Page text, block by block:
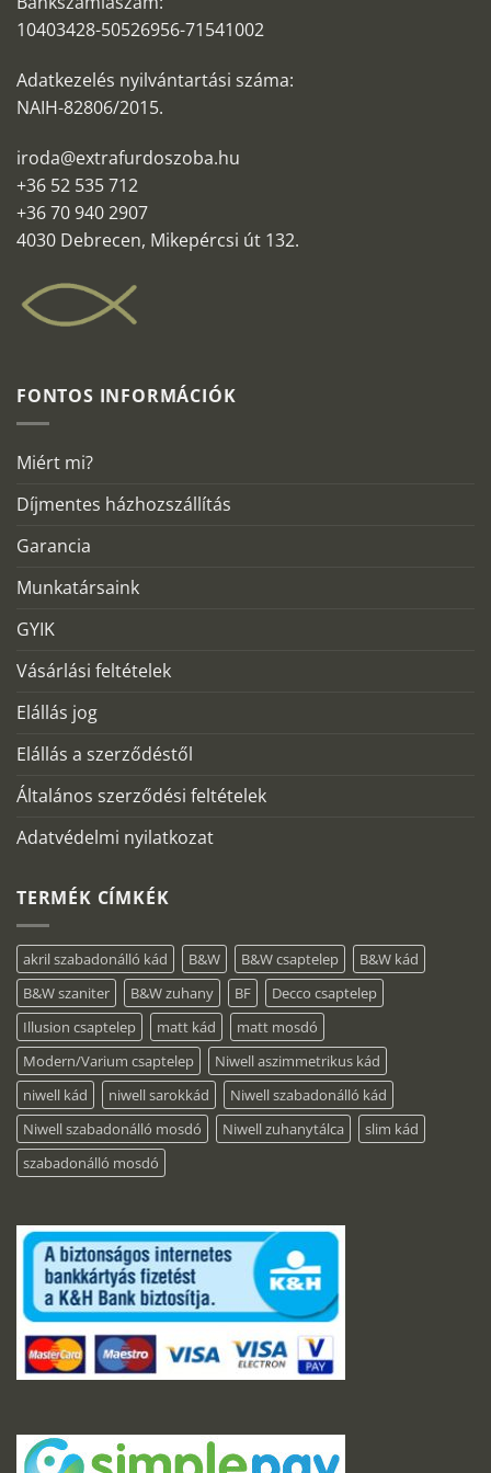
10403428-50526956-71541002
Adatkezelés nyilvántartási száma:
NAIH-82806/2015.
iroda@extrafurdoszoba.hu
+36 52 535 712
+36 70 940 2907
4030 Debrecen, Mikepércsi út 132.
FONTOS INFORMÁCIÓK
Miért mi?
Díjmentes házhozszállítás
Garancia
Munkatársaink
GYIK
Vásárlási feltételek
Elállás jog
Elállás a szerződéstől
Általános szerződési feltételek
Adatvédelmi nyilatkozat
TERMÉK CÍMKÉK
akril szabadonálló kád B&W B&W csaptelep
B&W kád
B&W szaniter
B&W zuhany BF
Decco csaptelep
Illusion csaptelep
matt kád
matt mosdó
Modern/Varium csaptelep
Niwell aszimmetrikus kád
niwell kád
niwell sarokkád
Niwell szabadonálló kád
Niwell szabadonálló mosdó
Niwell zuhanytálca
slim kád
szabadonálló mosdó